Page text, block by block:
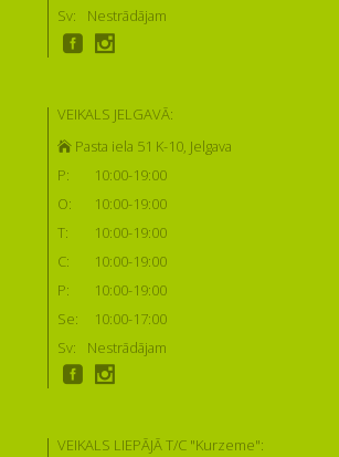
Sv:
Nestrādājam
VEIKALS JELGAVĀ:
Pasta iela 51 K-10, Jelgava
P:
10:00-19:00
O:
10:00-19:00
T:
10:00-19:00
C:
10:00-19:00
P:
10:00-19:00
Se:
10:00-17:00
Sv:
Nestrādājam
VEIKALS LIEPĀJĀ T/C "Kurzeme":